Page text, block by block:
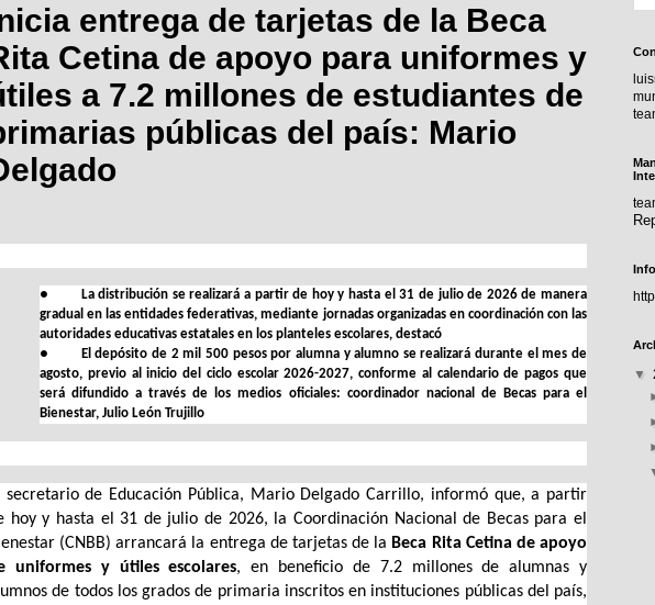
entrega de tarjetas de la Beca
Cetina de apoyo para uniformes y
a 7.2 millones de estudiantes de
públicas del país: Mario
●
La distribución se realizará a partir de hoy y hasta el 31 de julio de 2026 de manera
gradual en las entidades federativas, mediante jornadas organizadas en coordinación con las
autoridades educativas estatales en los planteles escolares, destacó
●
El depósito de 2 mil 500 pesos por alumna y alumno se realizará durante el mes de
agosto, previo al inicio del ciclo escolar 2026-2027, conforme al calendario de pagos que
será difundido a través de los medios oficiales: coordinador nacional de Becas para el
Bienestar, Julio León Trujillo
secretario de Educación Pública, Mario Delgado Carrillo, informó que, a partir
hoy y hasta el 31 de julio de 2026, la Coordinación Nacional de Becas para el
(CNBB) arrancará la entrega de tarjetas de la Beca Rita Cetina de apoyo
uniformes y útiles escolares, en beneficio de 7.2 millones de alumnas y
de todos los grados de primaria inscritos en instituciones públicas del país,
▼